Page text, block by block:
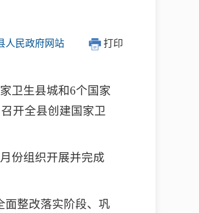
人民政府网站 打印
卫生县城和6个国家
开全县创建国家卫
份组织开展并完成
面整改落实阶段、巩